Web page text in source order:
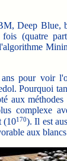
Deep Blue,
(quatre
pour voir
Pourquoi
aux
complexe
(10170). Il est
aux